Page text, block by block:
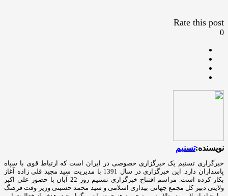
Rate this post
0
نویسنده:تسنیم
خبرگزاری تسنیم یک خبرگزاری خصوصی در ایران است که ارتباط قوی با سپاه
پاسداران دارد. این خبرگزاری در سال 1391 با مدیریت سید مجید قلی زاده آغاز
بکار کرده است. مراسم افتتاح خبرگزاری تسنیم روز 22 آبان با حضور علی اکبر
ولایتی دبیر کل مجمع جهانی بیداری اسلامی و سید محمد حسینی وزیر وقت فرهنگ